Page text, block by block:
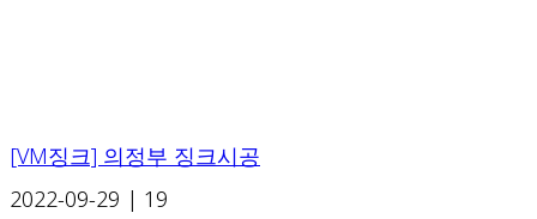
[VM징크] 의정부 징크시공
2022-09-29 | 19